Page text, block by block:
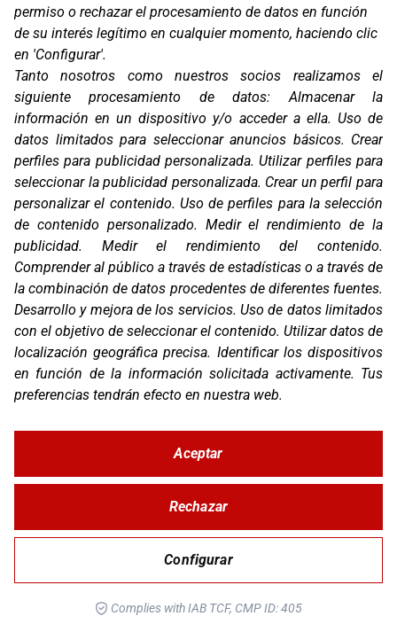
Oficinas
C/ Coneixement 5, 08850
Gavà (Barcelona)
Contacto
T. (+34) 93 638 38 60
Email:
corver@corver.es
Marcas
Productos
Compañía
Blog
Contacto
FAQ
Canal Ético
Zona Clientes
Síguenos
© Copyright 2026 Corver.es
DevelopedbyMOTTO
permiso o rechazar el procesamiento de datos en función
de su interés legítimo en cualquier momento, haciendo clic
en 'Configurar'.
Tanto nosotros como nuestros socios realizamos el
siguiente procesamiento de datos:Almacenar la
información en un dispositivo y/o acceder a ella. Uso de
datos limitados para seleccionar anuncios básicos. Crear
perfiles para publicidad personalizada.Utilizar perfiles para
seleccionar la publicidad personalizada. Crear un perfil para
personalizar el contenido. Uso de perfiles para la selección
de contenido personalizado. Medir el rendimiento de la
publicidad. Medir el rendimiento del contenido.
Comprender al público a través de estadísticas o a través de
la combinación de datos procedentes de diferentes fuentes.
Desarrollo y mejora de los servicios.Uso de datos limitados
con el objetivo de seleccionar el contenido. Utilizar datos de
localización geográfica precisa. Identificar los dispositivos
en función de la información solicitada activamente. Tus
preferencias tendrán efecto en nuestra web.
Configurar
Rechazar
Aceptar
Complies with IAB TCF, CMP ID: 405
Política de Privacidad y Cookies